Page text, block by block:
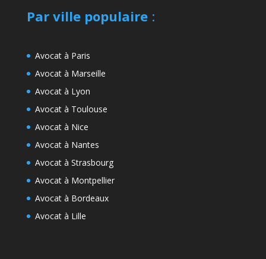
Par ville populaire:
Avocat à Paris
Avocat à Marseille
Avocat à Lyon
Avocat à Toulouse
Avocat à Nice
Avocat à Nantes
Avocat à Strasbourg
Avocat à Montpellier
Avocat à Bordeaux
Avocat à Lille